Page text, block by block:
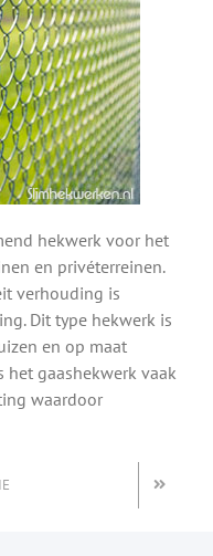
hekwerk voor het
en privéterreinen.
verhouding is
Dit type hekwerk is
en op maat
het gaashekwerk vaak
waardoor